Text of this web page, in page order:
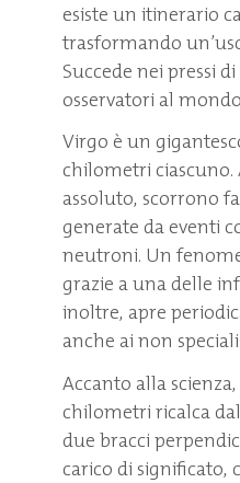
esiste un itinerario
trasformando
Succede nei pressi
osservatori al
Virgo è un
chilometri
assoluto, scorrono
generate da eventi
neutroni. Un
grazie a una delle
inoltre, apre
anche ai non
Accanto alla
chilometri ricalca
due bracci
carico di significato,